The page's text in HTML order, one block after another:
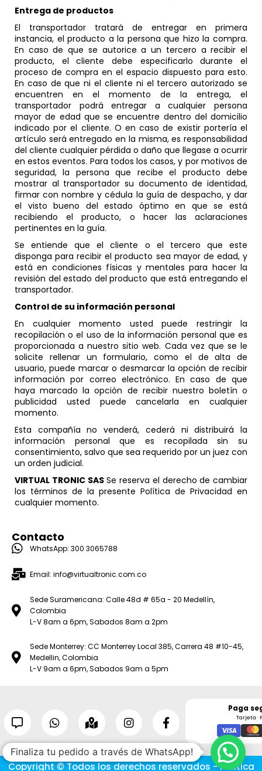
Entrega de productos
El transportador tratará de entregar en primera
instancia, el producto a la persona que hizo la compra.
En caso de que se autorice a un tercero a recibir el
producto, el cliente debe especificarlo durante el
proceso de compra en el espacio dispuesto para esto.
En caso de que ni el cliente ni el tercero autorizado se
encuentren en el momento de la entrega, el
transportador podrá entregar a cualquier persona
mayor de edad que se encuentre dentro del domicilio
indicado por el cliente. O en caso de existir portería el
artículo será entregado en la misma, es responsabilidad
del cliente cualquier pérdida o daño que llegase a ocurrir
en estos eventos. Para todos los casos, y por motivos de
seguridad, la persona que recibe el producto debe
mostrar al transportador su documento de identidad,
firmar con nombre y cédula la guía de despacho, y dar
el visto bueno del estado óptimo en que se está
recibiendo el producto, o hacer las aclaraciones
pertinentes en la guía.
Se entiende que el cliente o el tercero que este
disponga para recibir el producto sea mayor de edad, y
está en condiciones físicas y mentales para hacer la
revisión del estado del producto que está entregando el
transportador.
Control de su información personal
En cualquier momento usted puede restringir la
recopilación o el uso de la información personal que es
proporcionada a nuestro sitio web. Cada vez que se le
solicite rellenar un formulario, como el de alta de
usuario, puede marcar o desmarcar la opción de recibir
información por correo electrónico. En caso de que
haya marcado la opción de recibir nuestro boletín o
publicidad usted puede cancelarla en cualquier
momento.
Esta compañía no venderá, cederá ni distribuirá la
información personal que es recopilada sin su
consentimiento, salvo que sea requerido por un juez con
un orden judicial.
VIRTUAL TRONIC SASSe reserva el derecho de cambiar
los términos de la presente Política de Privacidad en
cualquier momento.
Contacto
WhatsApp: 300 3065788
Email: info@virtualtronic.com.co
Sede Suramericana: Calle 48d # 65a - 20 Medellín,
Colombia
L-V 8am a 6pm, Sabados 8am a 2pm
Sede Monterrey: CC Monterrey Local 385, Carrera 48 #10-45,
Medellin, Colombia
L-V 9am a 6pm, Sabados 9am a 5pm
Paga
Tarjeta ·
Copyright © Todos los derechos reservados - Política
Finaliza tu pedido a través de WhatsApp!